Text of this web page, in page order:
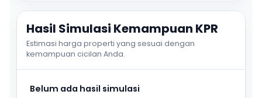
Hasil Simulasi Kemampuan KPR
Estimasi harga properti yang sesuai dengan
kemampuan cicilan Anda.
Belum ada hasil simulasi